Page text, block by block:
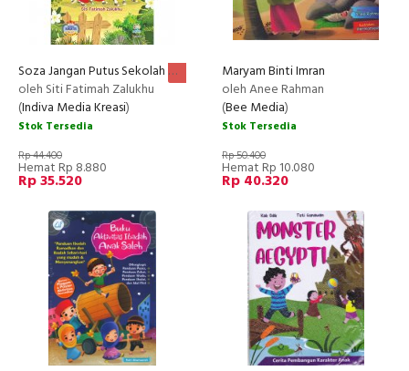
Soza Jangan Putus Sekolah NEW
oleh Siti Fatimah Zalukhu
(Indiva Media Kreasi)
Stok Tersedia
Rp 44.400
Hemat Rp 8.880
Rp 35.520
Maryam Binti Imran
oleh Anee Rahman
(Bee Media)
Stok Tersedia
Rp 50.400
Hemat Rp 10.080
Rp 40.320